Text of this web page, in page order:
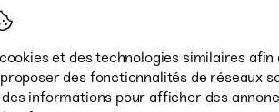
(160)
* Des
et des technologies similaires afin
des fonctionnalités de réseaux
informations pour afficher des